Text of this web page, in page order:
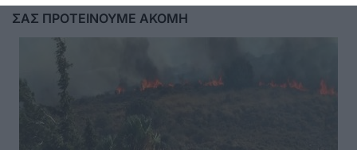
ΣΑΣ ΠΡΟΤΕΙΝΟΥΜΕ ΑΚΟΜΗ